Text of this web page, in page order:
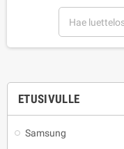
ETUSIVULLE
Samsung